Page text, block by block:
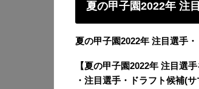
夏の甲子園2022年 注
夏の甲子園2022年 注目選手
【夏の甲子園2022年 注目選手
・注目選手・ドラフト候補(